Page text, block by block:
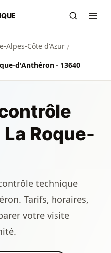
Alpes-Côte d'Azur /
d'Anthéron - 13640
Roque-
technique
Tarifs, horaires,
votre visite